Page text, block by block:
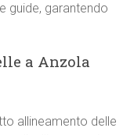
guide, garantendo
a Anzola
allineamento delle